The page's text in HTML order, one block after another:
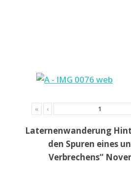
« ‹
Laternenwanderung
den Spuren eines
Verbrechens“